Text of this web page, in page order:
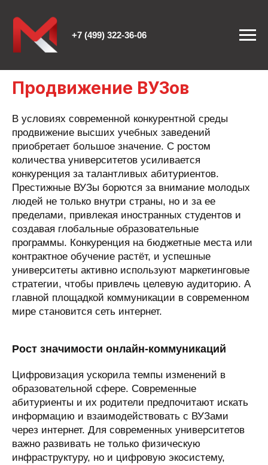
+7 (499) 322-36-06
Продвижение ВУЗов
В условиях современной конкурентной среды
продвижение высших учебных заведений
приобретает большое значение. С ростом
количества университетов усиливается
конкуренция за талантливых абитуриентов.
Престижные ВУЗы борются за внимание молодых
людей не только внутри страны, но и за ее
пределами, привлекая иностранных студентов и
создавая глобальные образовательные
программы. Конкуренция на бюджетные места или
контрактное обучение растёт, и успешные
университеты активно используют маркетинговые
стратегии, чтобы привлечь целевую аудиторию. А
главной площадкой коммуникации в современном
мире становится сеть интернет.
Рост значимости онлайн-коммуникаций
Цифровизация ускорила темпы изменений в
образовательной сфере. Современные
абитуриенты и их родители предпочитают искать
информацию и взаимодействовать с ВУЗами
через интернет. Для современных университетов
важно развивать не только физическую
инфраструктуру, но и цифровую экосистему,